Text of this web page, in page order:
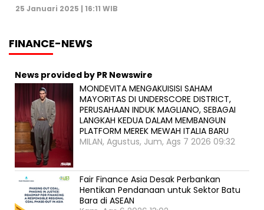
25 Januari 2025 | 16:11 WIB
FINANCE-NEWS
News provided by PR Newswire
MONDEVITA MENGAKUISISI SAHAM
MAYORITAS DI UNDERSCORE DISTRICT,
PERUSAHAAN INDUK MAGLIANO, SEBAGAI
LANGKAH KEDUA DALAM MEMBANGUN
PLATFORM MEREK MEWAH ITALIA BARU
MILAN, Agustus, Jum, Ags 7 2026 09:32
Fair Finance Asia Desak Perbankan
Hentikan Pendanaan untuk Sektor Batu
Bara di ASEAN